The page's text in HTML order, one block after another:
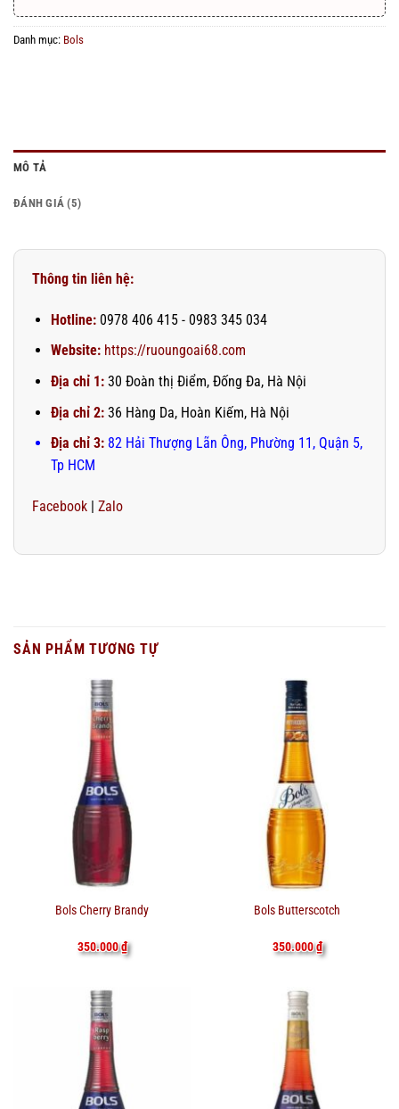
Danh mục: Bols
MÔ TẢ
ĐÁNH GIÁ (5)
Thông tin liên hệ:
Hotline:0978 406 415 - 0983 345 034
Website: https://ruoungoai68.com
Địa chỉ 1:30 Đoàn thị Điểm, Đống Đa, Hà Nội
Địa chỉ 2:36 Hàng Da, Hoàn Kiếm, Hà Nội
Địa chỉ 3:82 Hải Thượng Lãn Ông, Phường 11, Quận 5,
Tp HCM
Facebook | Zalo
SẢN PHẨM TƯƠNG TỰ
Bols Cherry Brandy
350.000₫
Bols Butterscotch
350.000₫